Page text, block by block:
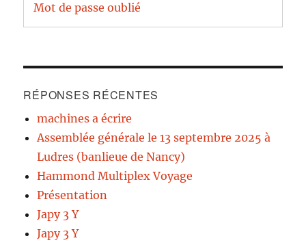
Mot de passe oublié
RÉPONSES RÉCENTES
machines a écrire
Assemblée générale le 13 septembre 2025 à
Ludres (banlieue de Nancy)
Hammond Multiplex Voyage
Présentation
Japy 3 Y
Japy 3 Y